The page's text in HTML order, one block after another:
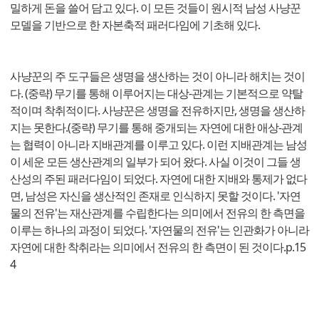
밀하게 돈을 쓸어 담고 있다. 이 모든 것들이 원시적 남성 사냥꾼
모델을 기반으로 한 자본축적 패러다임에 기초해 있다.
사냥꾼의 주 도구들은 생명을 생산하는 것이 아니라 해치는 것이
다. (중략) 무기를 통해 이루어지는 대상-관계는 기본적으로 약탈
적이며 착취적이다. 사냥꾼은 생명을 전유하지만, 생명을 생산하
지는 못한다.(중략) 무기를 통해 중개되는 자연에 대한 애상-관계
는 협력이 아니라 지배관계를 이루고 있다. 이런 지배관계는 남성
이 세운 모든 생산관계의 일부가 되어 왔다. 사실 이것이 그들 생
산성의 주된 패러다임이 되었다. 자연에 대한 지배와 통제가 없다
면, 남성은 자신을 생산적인 존재로 인식하지 못할 것이다. '자연
물의 전유'는 재산관계를 수립한다는 의미에서 전유의 한 측면을
이루는 하나의 과정이 되었다. '자연물의 전유'는 인관화가 아니라
자연에 대한 착취라는 의미에서 전유의 한 측면이 된 것이다.p.15
4